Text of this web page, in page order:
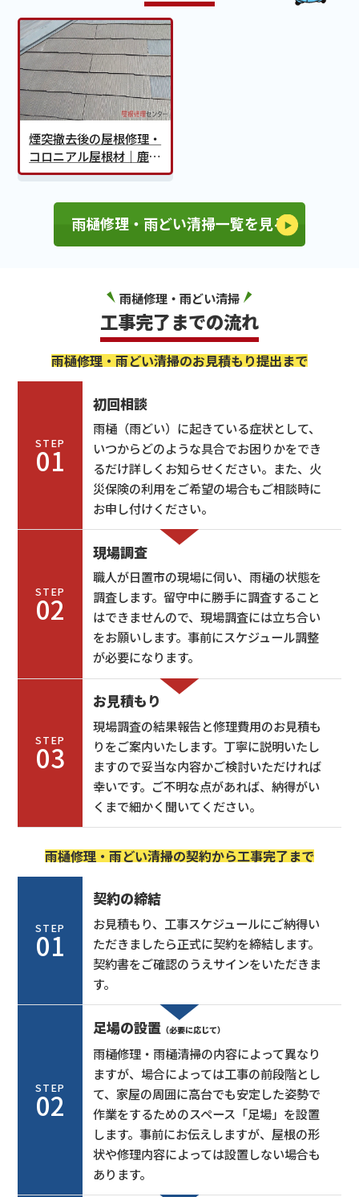
煙突撤去後の屋根修理・
コロニアル屋根材｜鹿児
島市S様邸
雨樋修理・雨どい清掃一覧を見る
雨樋修理・雨どい清掃
工事完了までの流れ
雨樋修理・雨どい清掃のお見積もり提出まで
STEP
01
初回相談
雨樋（雨どい）に起きている症状として、
いつからどのような具合でお困りかをでき
るだけ詳しくお知らせください。また、火
災保険の利用をご希望の場合もご相談時に
お申し付けください。
STEP
02
現場調査
職人が日置市の現場に伺い、雨樋の状態を
調査します。留守中に勝手に調査すること
はできませんので、現場調査には立ち合い
をお願いします。事前にスケジュール調整
が必要になります。
STEP
03
お見積もり
現場調査の結果報告と修理費用のお見積も
りをご案内いたします。丁寧に説明いたし
ますので妥当な内容かご検討いただければ
幸いです。ご不明な点があれば、納得がい
くまで細かく聞いてください。
雨樋修理・雨どい清掃の契約から工事完了まで
STEP
01
契約の締結
お見積もり、工事スケジュールにご納得い
ただきましたら正式に契約を締結します。
契約書をご確認のうえサインをいただきま
す。
STEP
02
足場の設置 （必要に応じて）
雨樋修理・雨樋清掃の内容によって異なり
ますが、場合によっては工事の前段階とし
て、家屋の周囲に高台でも安定した姿勢で
作業をするためのスペース「足場」を設置
します。事前にお伝えしますが、屋根の形
状や修理内容によっては設置しない場合も
あります。